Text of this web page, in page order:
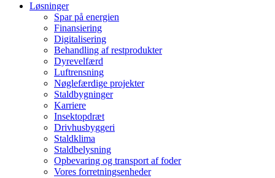
Løsninger
Spar på energien
Finansiering
Digitalisering
Behandling af restprodukter
Dyrevelfærd
Luftrensning
Nøglefærdige projekter
Staldbygninger
Karriere
Insektopdræt
Drivhusbyggeri
Staldklima
Staldbelysning
Opbevaring og transport af foder
Vores forretningsenheder